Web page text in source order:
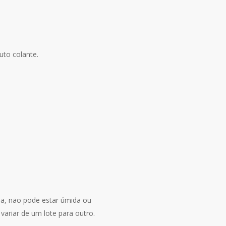
colante.
não pode estar úmida ou
de um lote para outro.